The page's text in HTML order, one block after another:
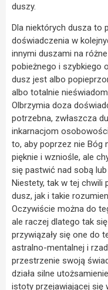
duszy.
Dla niektórych dusza to
doświadczenia w
innymi duszami na
pobieżnego i szybkiego
dusz jest albo
albo totalnie
Olbrzymia doza
potrzebna, zwłaszcza
inkarnacjom
to, aby poprzez nie Bóg
pięknie i wzniośle, ale
się pastwić nad sobą
Niestety, tak w tej chwili
dusz, jak i takie
Oczywiście można do
ale raczej dlatego tak
przywiązały się one do
astralno-mentalnej i
przestrzenie swoją
działa silne
istoty przejawiającej się